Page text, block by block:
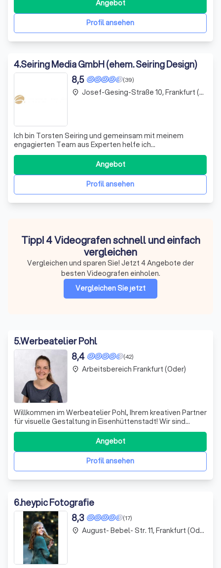
Momente Ihres besonderen Tages ein. Unser Angebot
umfasst nicht nur Hochzeitsfotos, sondern
Profil ansehen
Angebot
4.Seiring Media GmbH (ehem. Seiring Design)
(39)
8,5
Ich bin Torsten Seiring und gemeinsam mit meinem
engagierten Team aus Experten helfe ich
mittelständischen Unternehmen in Deutschland,
Österreich und der Schweiz, ihr Marketing auf das nächste
Level zu heben. Wir optimieren nicht nur Ihre
Positionierung, sondern machen Sie fit für die digitale
Profil ansehen
Angebot
place Josef-Gesing-Straße 10, Frankfurt (Oder)
Tipp! 4 Videografen schnell und einfach
vergleichen
Vergleichen und sparen Sie! Jetzt 4 Angebote der
besten Videografen einholen.
Vergleichen Sie jetzt
5.Werbeatelier Pohl
(42)
8,4
Willkommen im Werbeatelier Pohl, Ihrem kreativen Partner
für visuelle Gestaltung in Eisenhüttenstadt! Wir sind
leidenschaftlich darin, Unternehmen, Vereinen und
Privatpersonen dabei zu helfen, durch individuelle
Beschriftungen, Drucke und Dekorationen ins Rampenlicht
zu treten. Ob Fahrzeugbeschriftu
Profil ansehen
Angebot
place Arbeitsbereich Frankfurt (Oder)
6.heypic Fotografie
(17)
8,3
place August- Bebel- Str. 11, Frankfurt (Oder)